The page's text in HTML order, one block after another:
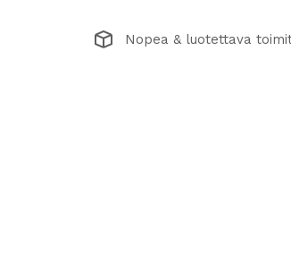
Nopea & luotettava